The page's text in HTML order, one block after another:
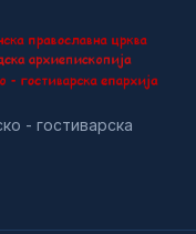
- гостиварска